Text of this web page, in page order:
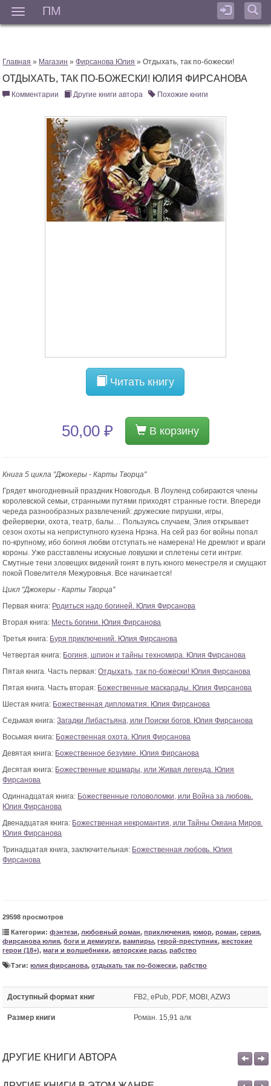
ПМ
Главная » Магазин »Фирсанова Юлия » Отдыхать, так по-божески!
ОТДЫХАТЬ, ТАК ПО-БОЖЕСКИ! ЮЛИЯ ФИРСАНОВА
Комментарии Другие книги автора Похожие книги
Читать книгу
50,00 ₽ В корзину
Книга 5 цикла "Джокеры - Карты Творца"
Грядет многодневный праздник Новогодья. В Лоуленд собираются члены
королевской семьи, странными путями приходят странные гости. Впереди
череда разнообразных развлечений: дружеские пирушки, игры,
фейерверки, охота, театр, балы… Пользуясь случаем, Элия открывает
сезон охоты на неприступного кузена Нрэна. На сей раз бог войны попал
по-крупному, ибо богиня любви отступать не намерена! Не дремлют и враги
короны. Уже расставлены искусные ловушки и сплетены сети интриг.
Смутные тени зловещих видений гонят в путь юного менестреля и смущают
покой Повелителя Межуровнья. Все начинается!
Цикл "Джокеры - Карты Творца"
Первая книга: Родиться надо богиней. Юлия Фирсанова
Вторая книга: Месть богини. Юлия Фирсанова
Третья книга: Буря приключений. Юлия Фирсанова
Четвертая книга: Богиня, шпион и тайны техномира. Юлия Фирсанова
Пятая книга. Часть первая:Отдыхать, так по-божески! Юлия Фирсанова
Пятая книга. Часть вторая: Божественные маскарады. Юлия Фирсанова
Шестая книга: Божественная дипломатия. Юлия Фирсанова
Седьмая книга:Загадки Либастьяна, или Поиски богов. Юлия Фирсанова
Восьмая книга: Божественная охота. Юлия Фирсанова
Девятая книга: Божественное безумие. Юлия Фирсанова
Десятая книга: Божественные кошмары, или Живая легенда. Юлия
Фирсанова
Одиннадцатая книга: Божественные головоломки, или Война за любовь.
Юлия Фирсанова
Двенадцатая книга: Божественная некромантия, или Тайны Океана Миров.
Юлия Фирсанова
Тринадцатая книга, заключительная: Божественная любовь. Юлия
Фирсанова
29598 просмотров
Категории:фэнтези, любовный роман,приключения,юмор,роман,серия,
фирсанова юлия,боги и демиурги,вампиры,герой-преступник,жестокие
герои (18+),маги и волшебники,авторские расы,рабство
Тэги:юлия фирсанова,отдыхать так по-божески,рабство
Доступный формат книг FB2, ePub, PDF, MOBI, AZW3
Размер книги Роман. 15,91 алк
ДРУГИЕ КНИГИ АВТОРА